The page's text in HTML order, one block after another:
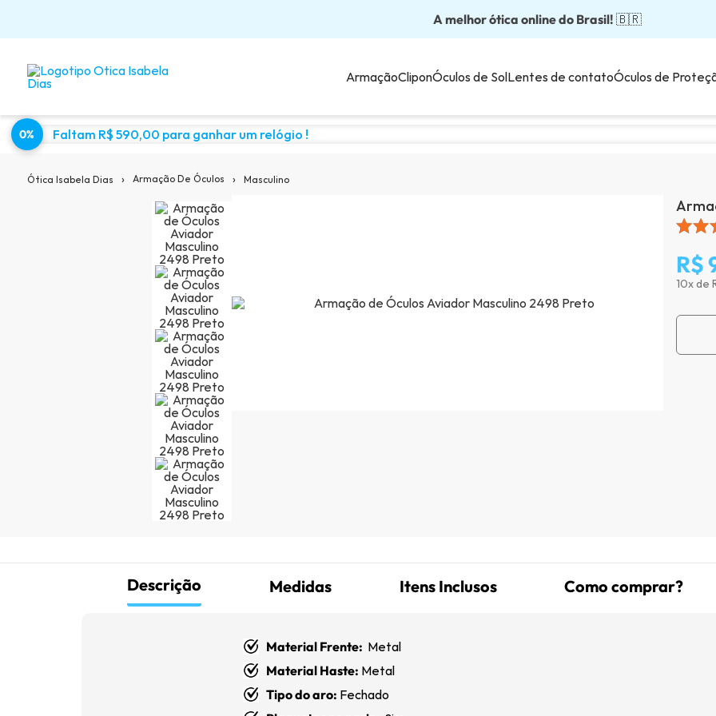
A melhor ótica online do Brasil! 🇧🇷
Óculos completos partir: R$199
Adquira em até 10x sem juros!💙
Enviamos para todo o Brasil!
Óculos de grau com preço justo!
ArmaçãoCliponÓculos de SolLentes de contatoÓculos de
0% Faltam R$ 590,00 para ganhar um relógio !
Ótica Isabela Dias › Armação De Óculos › Masculino
R$
10x de
Descrição Medidas Itens Inclusos Como comprar?
Material Frente: Metal
Material Haste: Metal
Tipo do aro: Fechado